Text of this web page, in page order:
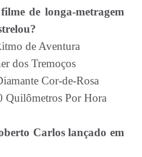
de longa-metragem
de Aventura
dos Tremoços
Cor-de-Rosa
Quilômetros Por Hora
Carlos lançado em